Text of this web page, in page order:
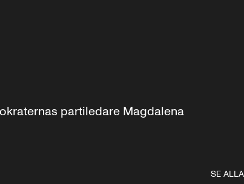
partiledare Magdalena
SE ALLA